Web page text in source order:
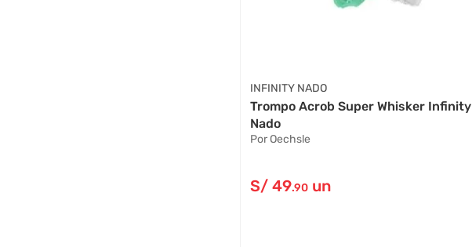
INFINITY NADO
Trompo Acrob Super Whisker Infinity
Nado
Por Oechsle
S/49.90 un